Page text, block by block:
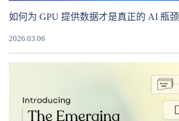
如何为 GPU 提供数据才是真正的 AI 瓶颈
2026.03.06